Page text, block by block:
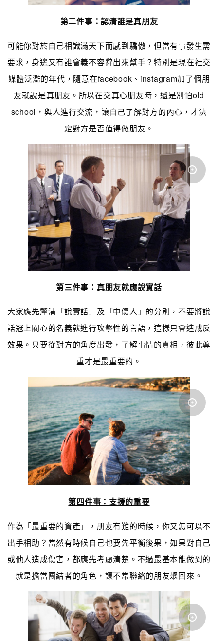
第二件事：認清誰是真朋友
可能你對於自己相識滿天下而感到驕傲，但當有事發生需
要求，身邊又有誰會義不容辭出來幫手？特別是現在社交
媒體泛濫的年代，隨意在facebook、instagram加了個朋
友就說是真朋友。所以在交真心朋友時，還是別怕old
school，與人進行交流，讓自己了解對方的內心，才決
定對方是否值得做朋友。
第三件事：真朋友就應說實話
大家應先釐清「說實話」及「中傷人」的分別，不要將說
話冠上關心的名義就進行攻擊性的言語，這樣只會造成反
效果。只要從對方的角度出發，了解事情的真相，彼此尊
重才是最重要的。
第四件事：支援的重要
作為「最重要的資產」，朋友有難的時候，你又怎可以不
出手相助？當然有時候自己也要先平衡後果，如果對自己
或他人造成傷害，都應先考慮清楚。不過最基本能做到的
就是擔當團結者的角色，讓不常聯絡的朋友聚回來。